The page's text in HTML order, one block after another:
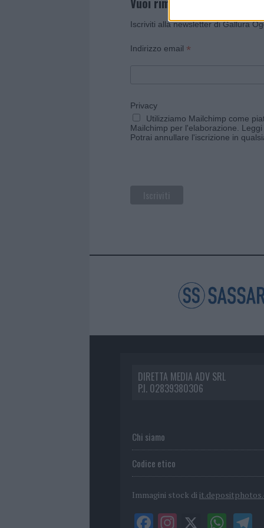
Iscriviti alla newsletter di Gallura
Indirizzo email *
Privacy
Utilizziamo Mailchimp come
Mailchimp per l'elaborazione.
Potrai annullare l'iscrizione in
DIRETTA MEDIA ADV SRL
P.I. 02839380306
Chi siamo
Codice etico
Immagini stock di